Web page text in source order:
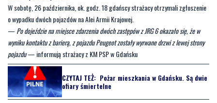
wyniku kontaktu z barierą, z pojazdu Peugeot zostały wyrwane drzwi z lewej strony
pojazdu— informują strażacy z KM PSP w Gdańsku
CZYTAJ TEŻ: Pożar mieszkania w Gdańsku. Są dwie
ofiary śmiertelne
Kierujący pojazdem został przekazany przez strażaków do PRM. Po
przebadaniu został przytomny zabrany do szpitala. W wypadku uczestniczył
jeszcze jeden pojazd, którego kierowca nie odniósł obrażeń.